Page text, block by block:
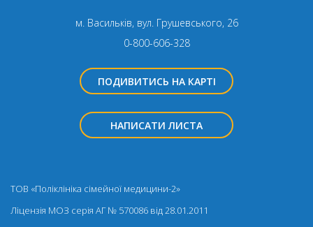
м. Васильків, вул. Грушевського, 26
0-800-606-328
ПОДИВИТИСЬ НА КАРТІ
НАПИСАТИ ЛИСТА
ТОВ «Поліклініка сімейної медицини-2»
Ліцензія МОЗ серія АГ № 570086 від 28.01.2011